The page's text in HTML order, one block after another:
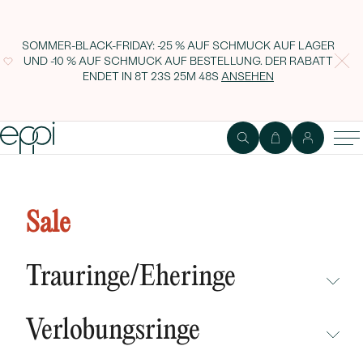
SOMMER-BLACK-FRIDAY: -25 % AUF SCHMUCK AUF LAGER
UND -10 % AUF SCHMUCK AUF BESTELLUNG. DER RABATT
ENDET IN 8T 23S 25M 47S ANSEHEN
Sale
Trauringe/Eheringe
NEUHEITEN
Verlobungsringe
Amethysten und Diamanten
Viktor